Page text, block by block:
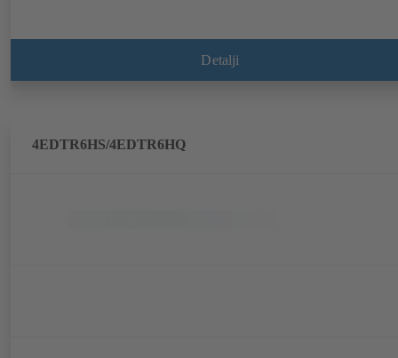
Detalji
4EDTR6HS/4EDTR6HQ